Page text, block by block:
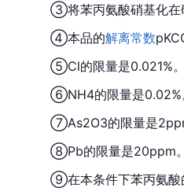
③将苯丙氨酸硝基化在
④本品的解离常数
⑤Cl的限量是0.021%
⑥NH4的限量是
⑦As2O3的限量是
⑧Pb的限量是20ppm
⑨在本条件下苯丙氨酸